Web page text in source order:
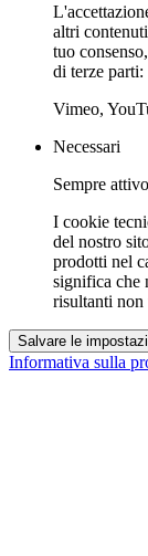
altri
tuo
di terze parti:
Vimeo,
Necessari
Sempre attivo
I cookie
del nostro
prodotti nel
significa che
risultanti non
Salvare le
Informativa sulla